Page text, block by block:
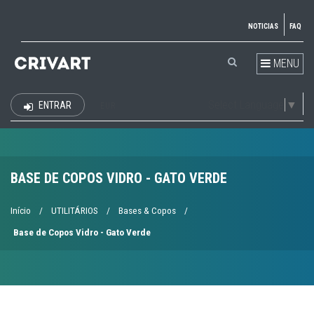
NOTICIAS FAQ
MENU
▼
ENTRAR
BASE DE COPOS VIDRO - GATO VERDE
Início / UTILITÁRIOS / Bases & Copos /
Base de Copos Vidro - Gato Verde